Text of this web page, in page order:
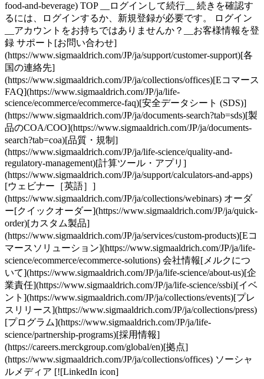
food-and-beverage) TOP __ログインして続行__ 続きを確認す
るには、ログインするか、新規登録が必要です。 ログイン
__アカウントをお持ちではありませんか？__お客様情報を登
録 サポート[お問い合わせ]
(https://www.sigmaaldrich.com/JP/ja/support/customer-support)[各
国の連絡先]
(https://www.sigmaaldrich.com/JP/ja/collections/offices)[Eコマース
FAQ](https://www.sigmaaldrich.com/JP/ja/life-
science/ecommerce/ecommerce-faq)[安全データシート (SDS)]
(https://www.sigmaaldrich.com/JP/ja/documents-search?tab=sds)[製
品のCOA/COO](https://www.sigmaaldrich.com/JP/ja/documents-
search?tab=coa)[品質・規制]
(https://www.sigmaaldrich.com/JP/ja/life-science/quality-and-
regulatory-management)[計算ツール・アプリ]
(https://www.sigmaaldrich.com/JP/ja/support/calculators-and-apps)
[ウェビナー［英語］]
(https://www.sigmaaldrich.com/JP/ja/collections/webinars) オーダ
ー[クイックオーダー](https://www.sigmaaldrich.com/JP/ja/quick-
order)[カスタム製品]
(https://www.sigmaaldrich.com/JP/ja/services/custom-products)[Eコ
マースソリューション](https://www.sigmaaldrich.com/JP/ja/life-
science/ecommerce/ecommerce-solutions) 会社情報[メルクにつ
いて](https://www.sigmaaldrich.com/JP/ja/life-science/about-us)[企
業責任](https://www.sigmaaldrich.com/JP/ja/life-science/ssbi)[イベ
ント](https://www.sigmaaldrich.com/JP/ja/collections/events)[プレ
スリリース](https://www.sigmaaldrich.com/JP/ja/collections/press)
[プログラム](https://www.sigmaaldrich.com/JP/ja/life-
science/partnership-programs)[採用情報]
(https://careers.merckgroup.com/global/en)[拠点]
(https://www.sigmaaldrich.com/JP/ja/collections/offices) ソーシャ
ルメディア [![LinkedIn icon]